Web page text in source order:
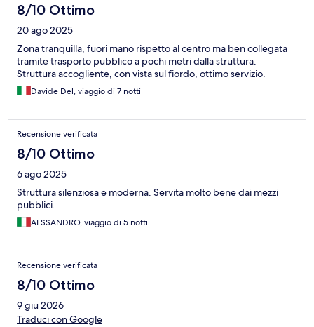
8/10 Ottimo
20 ago 2025
Zona tranquilla, fuori mano rispetto al centro ma ben collegata
tramite trasporto pubblico a pochi metri dalla struttura.
Struttura accogliente, con vista sul fiordo, ottimo servizio.
Davide Del, viaggio di 7 notti
Recensione verificata
8/10 Ottimo
6 ago 2025
Struttura silenziosa e moderna. Servita molto bene dai mezzi
pubblici.
AESSANDRO, viaggio di 5 notti
Recensione verificata
8/10 Ottimo
9 giu 2026
Traduci con Google